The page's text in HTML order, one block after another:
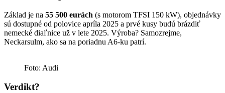
Základ je na 55 500 eurách (s motorom TFSI 150 kW), objednávky
sú dostupné od polovice apríla 2025 a prvé kusy budú brázdiť
nemecké diaľnice už v lete 2025. Výroba? Samozrejme,
Neckarsulm, ako sa na poriadnu A6-ku patrí.
Foto: Audi
Verdikt?